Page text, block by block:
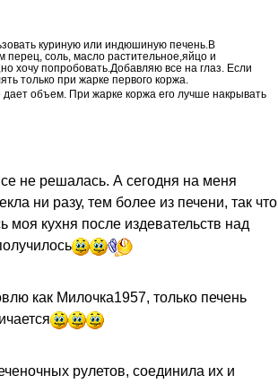
куриную или индюшиную печень.В
перец, соль, масло растительное,яйцо и
хочу попробовать.Добавляю все на глаз. Если
только при жарке первого коржа.
объем. При жарке коржа его лучше накрывать
не решалась. А сегодня на меня
ни разу, тем более из печени, так что
моя кухня после издевательств над
как Милочка1957, только печень
рулетов, соединила их и